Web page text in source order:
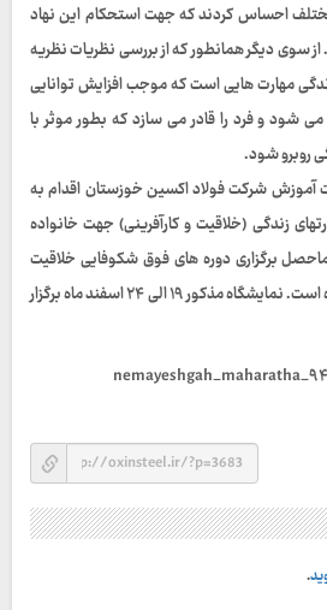
احساس کردند که جهت استحکام این نهاد
سوی دیگر همانطور که از بررسی نظریات نظریه
مهارت هایی است که موجب افزایش توانایی
شود و فرد را قادر می سازد که بطور موثر با
روبرو شود.
آموزش شرکت فولاد اکسین خوزستان اقدام به
زندگی (خلاقیت و کارآفرینی) جهت خانواده
برگزاری دوره های فوق شکوفایی خلاقیت
شرکت کنندگان در دوره ها بوده است. نمایشگاه مذکور ۱۹ الی ۲۴ اسفند ماه برگزار
.